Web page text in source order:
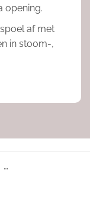
opening.
af met
in stoom-,
…